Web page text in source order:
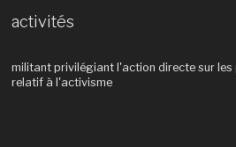
activités
militant privilégiant l'action directe sur les
relatif à l'activisme